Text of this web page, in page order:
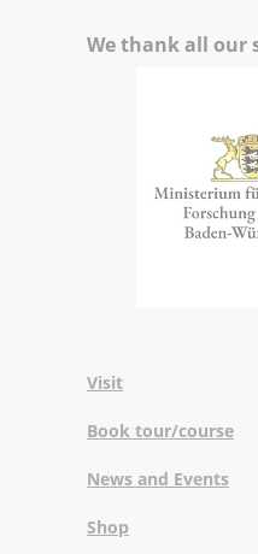
We thank all our
Visit
Book tour/course
News and Events
Shop